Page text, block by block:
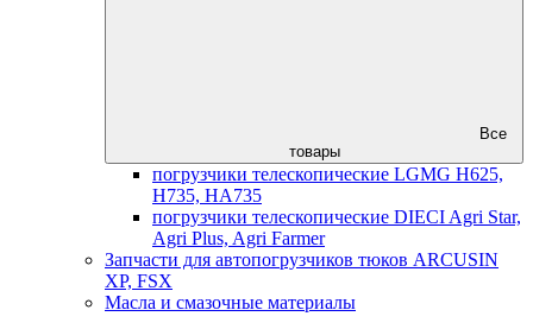
Все
товары
погрузчики телескопические LGMG H625,
H735, HA735
погрузчики телескопические DIECI Agri Star,
Agri Plus, Agri Farmer
Запчасти для автопогрузчиков тюков ARCUSIN
XP, FSX
Масла и смазочные материалы